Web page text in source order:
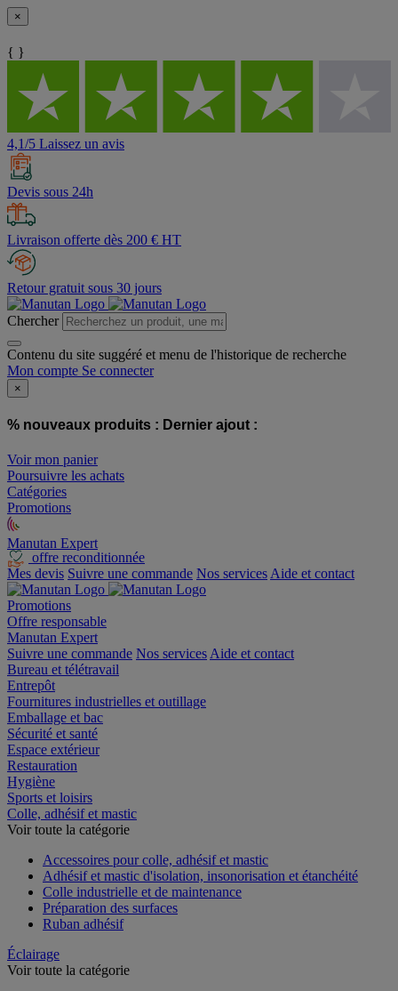
×
{ }
4,1/5 Laissez un avis
Devis sous 24h
Livraison offerte dès 200 € HT
Retour gratuit sous 30 jours
Chercher
Contenu du site suggéré et menu de l'historique de recherche
Mon compte Se connecter
×
% nouveaux produits : Dernier ajout :
Voir mon panier
Poursuivre les achats
Catégories
Promotions
Manutan Expert
offre reconditionnée
Mes devis Suivre une commande Nos services Aide et contact
Promotions
Offre responsable
Manutan Expert
Suivre une commande Nos services Aide et contact
Bureau et télétravail
Entrepôt
Fournitures industrielles et outillage
Emballage et bac
Sécurité et santé
Espace extérieur
Restauration
Hygiène
Sports et loisirs
Colle, adhésif et mastic
Voir toute la catégorie
Accessoires pour colle, adhésif et mastic
Adhésif et mastic d'isolation, insonorisation et étanchéité
Colle industrielle et de maintenance
Préparation des surfaces
Ruban adhésif
Éclairage
Voir toute la catégorie